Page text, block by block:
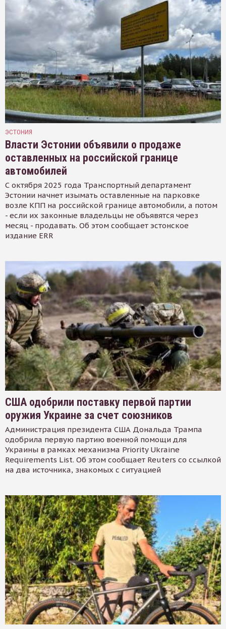
ЭСТОНИЯ
Власти Эстонии объявили о продаже
оставленных на российской границе
автомобилей
С октября 2025 года Транспортный департамент
Эстонии начнет изымать оставленные на парковке
возле КПП на российской границе автомобили, а потом
- если их законные владельцы не объявятся через
месяц - продавать. Об этом сообщает эстонское
издание ERR
США одобрили поставку первой партии
оружия Украине за счет союзников
Администрация президента США Дональда Трампа
одобрила первую партию военной помощи для
Украины в рамках механизма Priority Ukraine
Requirements List. Об этом сообщает Reuters со ссылкой
на два источника, знакомых с ситуацией